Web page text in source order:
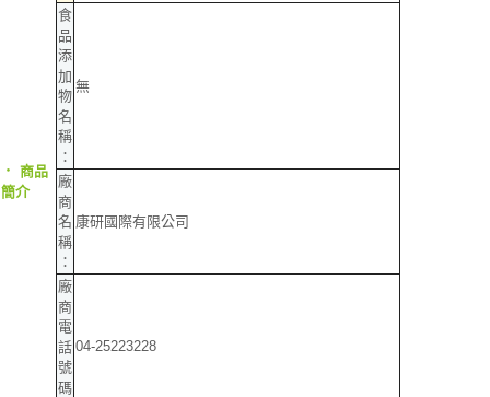
時審查核予不同之上限額度；若仍有額度不足之情形，本公司將視審查結果
請求用戶進行身份認證。
５．嚴禁一人註冊多個帳號或使用他人資訊註冊。若發現惡意使用之情形，
恩沛科技股份有限公司將有權停止該用戶之使用額度並採取法律行動。
‧ 商品
簡介
食
品
添
加
物
名
稱
：
無
廠
商
名
稱
：
康研國際有限公司
廠
商
電
話
號
碼
04-25223228